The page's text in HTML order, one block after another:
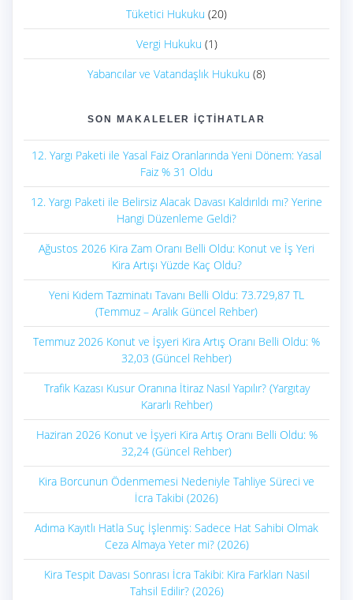
Tüketici Hukuku (20)
Vergi Hukuku (1)
Yabancılar ve Vatandaşlık Hukuku (8)
SON MAKALELER İÇTIHATLAR
12. Yargı Paketi ile Yasal Faiz Oranlarında Yeni Dönem: Yasal
Faiz % 31 Oldu
12. Yargı Paketi ile Belirsiz Alacak Davası Kaldırıldı mı? Yerine
Hangi Düzenleme Geldi?
Ağustos 2026 Kira Zam Oranı Belli Oldu: Konut ve İş Yeri
Kira Artışı Yüzde Kaç Oldu?
Yeni Kıdem Tazminatı Tavanı Belli Oldu: 73.729,87 TL
(Temmuz – Aralık Güncel Rehber)
Temmuz 2026 Konut ve İşyeri Kira Artış Oranı Belli Oldu: %
32,03 (Güncel Rehber)
Trafik Kazası Kusur Oranına İtiraz Nasıl Yapılır? (Yargıtay
Kararlı Rehber)
Haziran 2026 Konut ve İşyeri Kira Artış Oranı Belli Oldu: %
32,24 (Güncel Rehber)
Kira Borcunun Ödenmemesi Nedeniyle Tahliye Süreci ve
İcra Takibi (2026)
Adıma Kayıtlı Hatla Suç İşlenmiş: Sadece Hat Sahibi Olmak
Ceza Almaya Yeter mi? (2026)
Kira Tespit Davası Sonrası İcra Takibi: Kira Farkları Nasıl
Tahsil Edilir? (2026)